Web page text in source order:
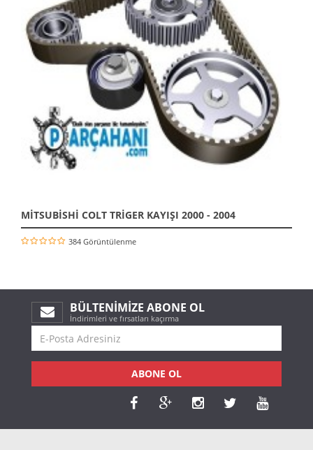
MİTSUBİSHİ COLT TRİGER KAYIŞI 2000 - 2004
384 Görüntülenme
BÜLTENIMIZE ABONE OL
İndirimleri ve fırsatları kaçırma
ABONE OL